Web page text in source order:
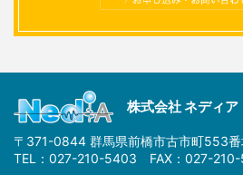
株式会社 ネディア
〒371-0844 群馬県前橋市古市町553
TEL：027-210-5403 FAX：027-